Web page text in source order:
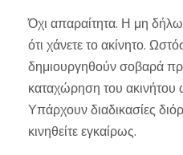
Όχι απαραίτητα. Η μη
ότι χάνετε το ακίνητο.
δημιουργηθούν σοβαρά
καταχώρηση του ακινήτου
Υπάρχουν διαδικασίες
κινηθείτε εγκαίρως.